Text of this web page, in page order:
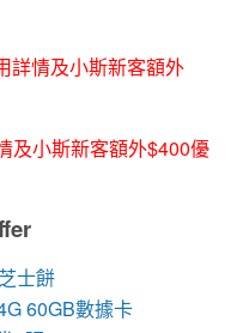
詳情及小斯新客額外
及小斯新客額外$400優
士餅
60GB數據卡